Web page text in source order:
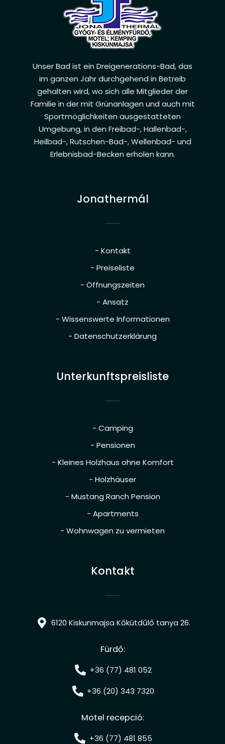
Unser Bad ist ein Dreigenerations-Bad, das
im ganzen Jahr durchgehend in Betreib
gehalten wird, wo sich alle Mitglieder der
Familie in der mit Grünanlagen und auch mit
Sportmöglichkeiten ausgestatteten
Umgebung, in den Freibad-, Hallenbad-,
Heilbad-, Rutschen-Bad-, Wellenbad- und
Erlebnisbad-Becken erholen kann.
Jonathermál
- Kontakt
- Preiseliste
- Öffnungszeiten
- Ansatz
- Wissenswerte Informationen
- Datenschutzerklärung
Unterkunftspreisliste
- Camping
- Pensionen
- Kleines Holzhaus ohne Komfort
- Holzhäuser
- Mustang Ranch Pension
- Apartments
- Wohnwagen zu vermieten
Kontakt
6120 Kiskunmajsa Kőkútdűlő tanya 26.
Fürdő:
+36 (77) 481 052
+36 (20) 343 7320
Motel recepció:
+36 (77) 481 855